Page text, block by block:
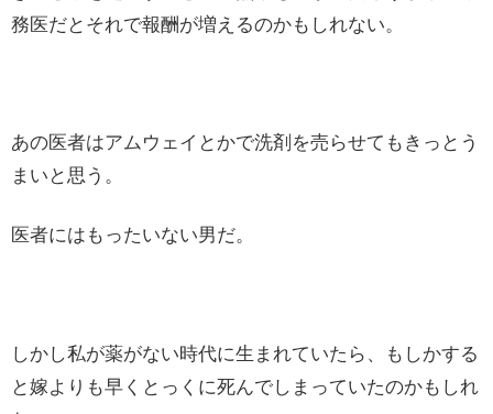
務医だとそれで報酬が増えるのかもしれない。
あの医者はアムウェイとかで洗剤を売らせてもきっとう
まいと思う。
医者にはもったいない男だ。
しかし私が薬がない時代に生まれていたら、もしかする
と嫁よりも早くとっくに死んでしまっていたのかもしれ